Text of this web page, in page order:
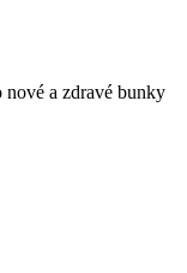
nové a zdravé bunky